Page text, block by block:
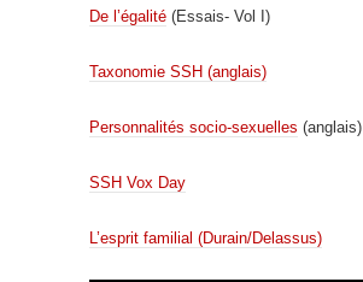
De l’égalité (Essais- Vol I)
Taxonomie SSH (anglais)
Personnalités socio-sexuelles (anglais)
SSH Vox Day
L’esprit familial (Durain/Delassus)